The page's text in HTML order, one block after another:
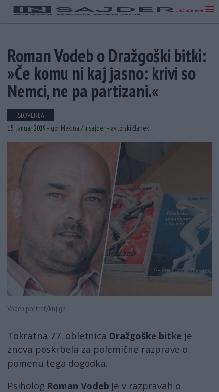
Roman Vodeb o Dražgoški bitki:
»Če komu ni kaj jasno: krivi so
Nemci, ne pa partizani.«
SLOVENIJA
15. januar 2019 -Igor Mekina /Insajder – avtorski članek
Vodeb portret/knjige
Tokratna 77. obletnica Dražgoške bitke je
znova poskrbela za polemične razprave o
pomenu tega dogodka.
Psiholog Roman Vodeb je v razpravah o